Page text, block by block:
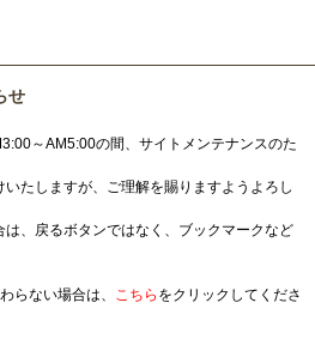
せ
～AM5:00の間、サイトメンテナンスのた
たしますが、ご理解を賜りますようよろし
、戻るボタンではなく、ブックマークなど
らない場合は、 こちら をクリックしてくださ